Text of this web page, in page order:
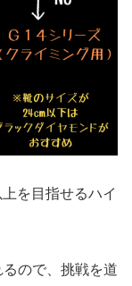
を目指せるハイ
ので、挑戦を道